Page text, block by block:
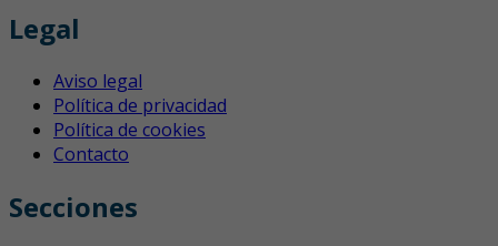
Legal
Aviso legal
Política de privacidad
Política de cookies
Contacto
Secciones